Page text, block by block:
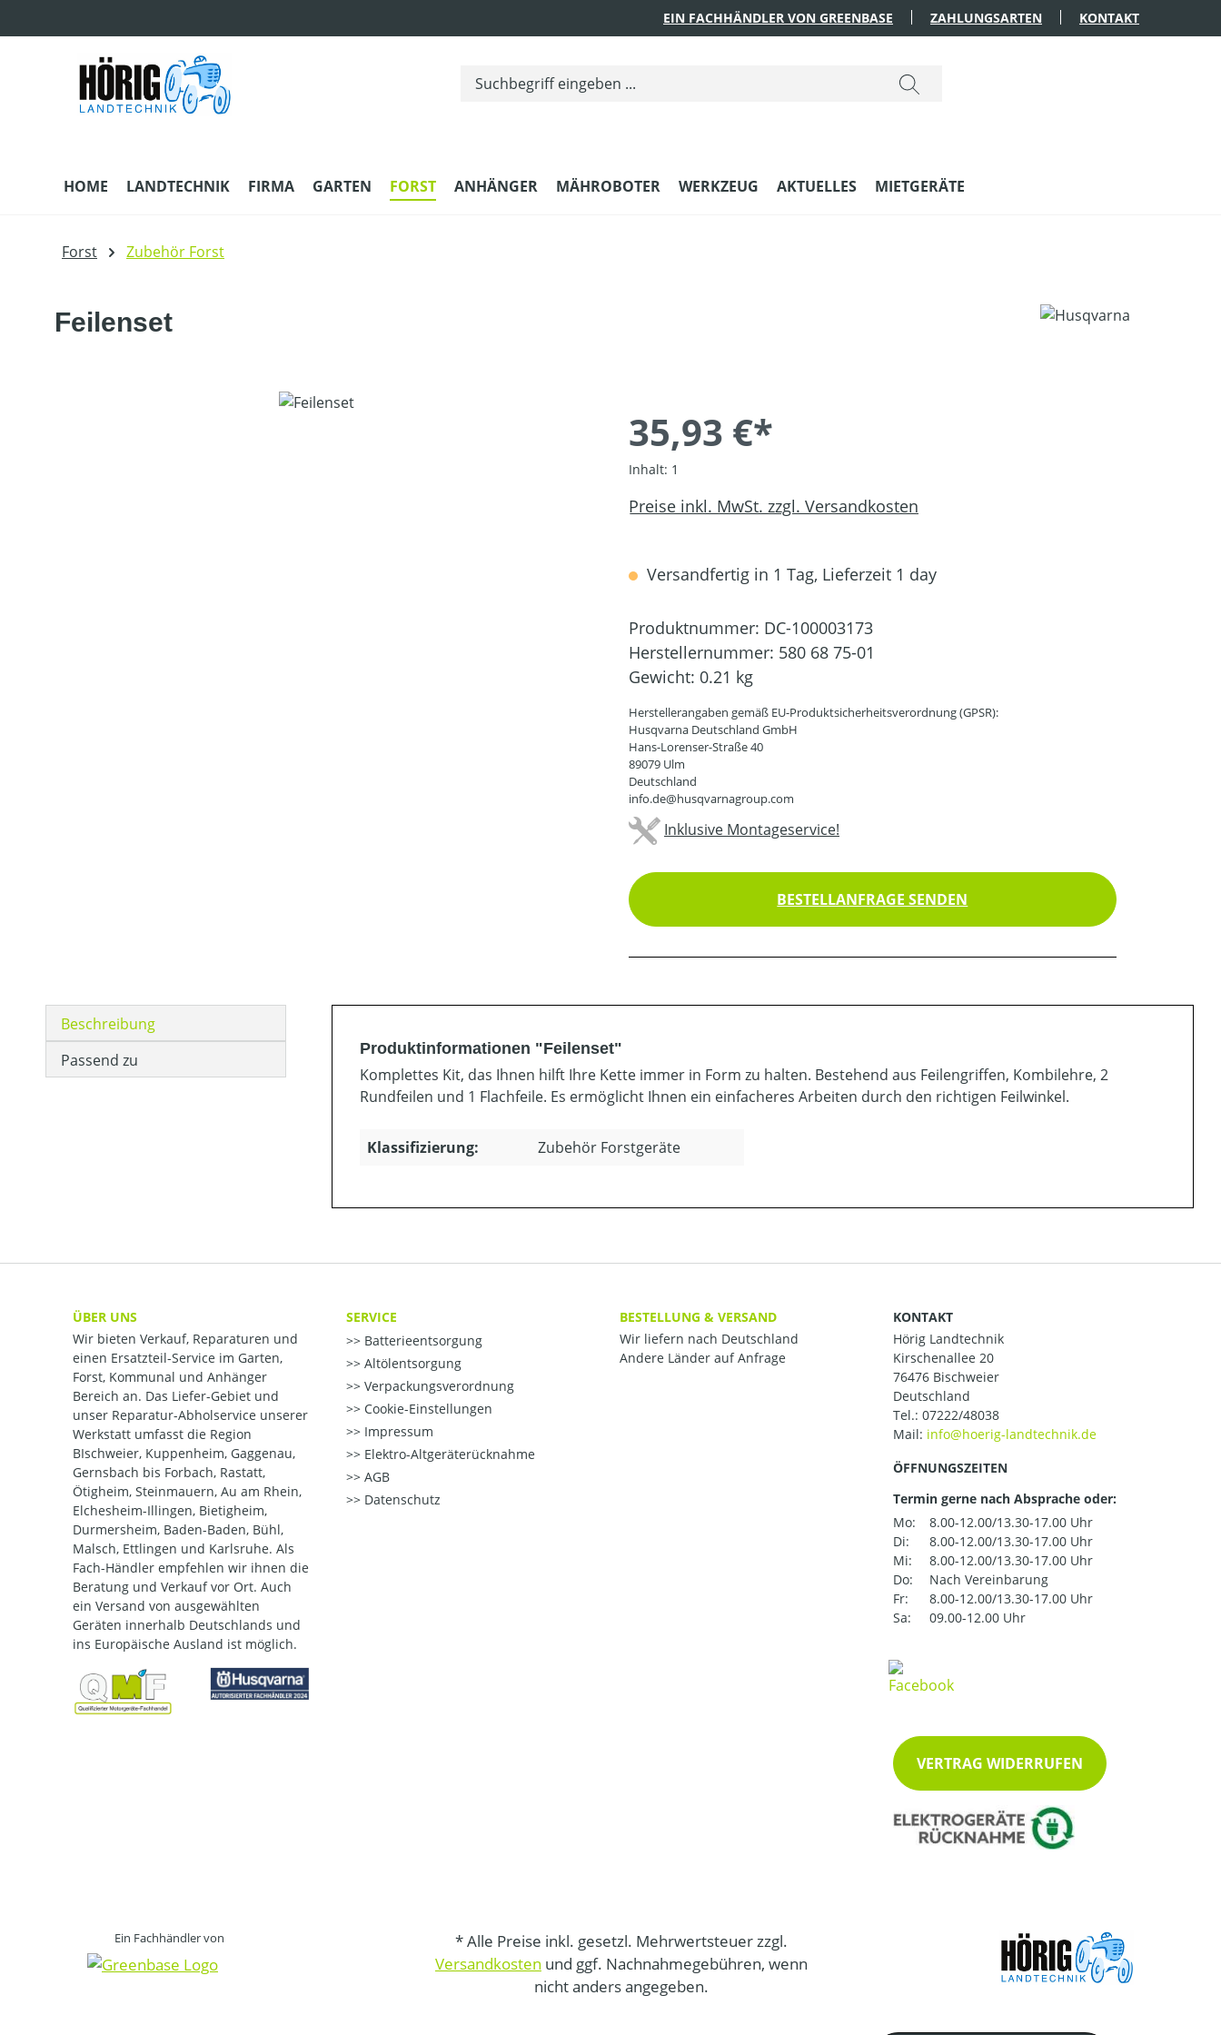
EIN FACHHÄNDLER VON GREENBASE ZAHLUNGSARTEN KONTAKT
HOME LANDTECHNIK FIRMA GARTEN FORST ANHÄNGER MÄHROBOTER WERKZEUG AKTUELLES MIETGERÄTE
Forst Zubehör Forst
Feilenset
35,93 €*
Inhalt: 1
Preise inkl. MwSt. zzgl. Versandkosten
Versandfertig in 1 Tag, Lieferzeit 1 day
Produktnummer: DC-100003173
Herstellernummer: 580 68 75-01
Gewicht: 0.21 kg
Herstellerangaben gemäß EU-Produktsicherheitsverordnung (GPSR):
Husqvarna Deutschland GmbH
Hans-Lorenser-Straße 40
89079 Ulm
Deutschland
info.de@husqvarnagroup.com
Inklusive Montageservice!
BESTELLANFRAGE SENDEN
Beschreibung
Passend zu
Produktinformationen "Feilenset"
Komplettes Kit, das Ihnen hilft Ihre Kette immer in Form zu halten. Bestehend aus Feilengriffen, Kombilehre, 2
Rundfeilen und 1 Flachfeile. Es ermöglicht Ihnen ein einfacheres Arbeiten durch den richtigen Feilwinkel.
Klassifizierung: Zubehör Forstgeräte
ÜBER UNS
Wir bieten Verkauf, Reparaturen und
einen Ersatzteil-Service im Garten,
Forst, Kommunal und Anhänger
Bereich an. Das Liefer-Gebiet und
unser Reparatur-Abholservice unserer
Werkstatt umfasst die Region
BIschweier, Kuppenheim, Gaggenau,
Gernsbach bis Forbach, Rastatt,
Ötigheim, Steinmauern, Au am Rhein,
Elchesheim-Illingen, Bietigheim,
Durmersheim, Baden-Baden, Bühl,
Malsch, Ettlingen und Karlsruhe. Als
Fach-Händler empfehlen wir ihnen die
Beratung und Verkauf vor Ort. Auch
ein Versand von ausgewählten
Geräten innerhalb Deutschlands und
ins Europäische Ausland ist möglich.
SERVICE
Batterieentsorgung
Altölentsorgung
Verpackungsverordnung
Cookie-Einstellungen
Impressum
Elektro-Altgeräterücknahme
AGB
Datenschutz
BESTELLUNG & VERSAND
Wir liefern nach Deutschland
Andere Länder auf Anfrage
KONTAKT
Hörig Landtechnik
Kirschenallee 20
76476 Bischweier
Deutschland
Tel.: 07222/48038
Mail:
ÖFFNUNGSZEITEN
Termin gerne nach Absprache oder:
Mo:
8.00-12.00/13.30-17.00 Uhr
Di:
8.00-12.00/13.30-17.00 Uhr
Mi:
8.00-12.00/13.30-17.00 Uhr
Do:
Nach Vereinbarung
Fr:
8.00-12.00/13.30-17.00 Uhr
Sa:
09.00-12.00 Uhr
VERTRAG WIDERRUFEN
Ein Fachhändler von
* Alle Preise inkl. gesetzl. Mehrwertsteuer zzgl.
Versandkosten und ggf. Nachnahmegebühren, wenn
nicht anders angegeben.